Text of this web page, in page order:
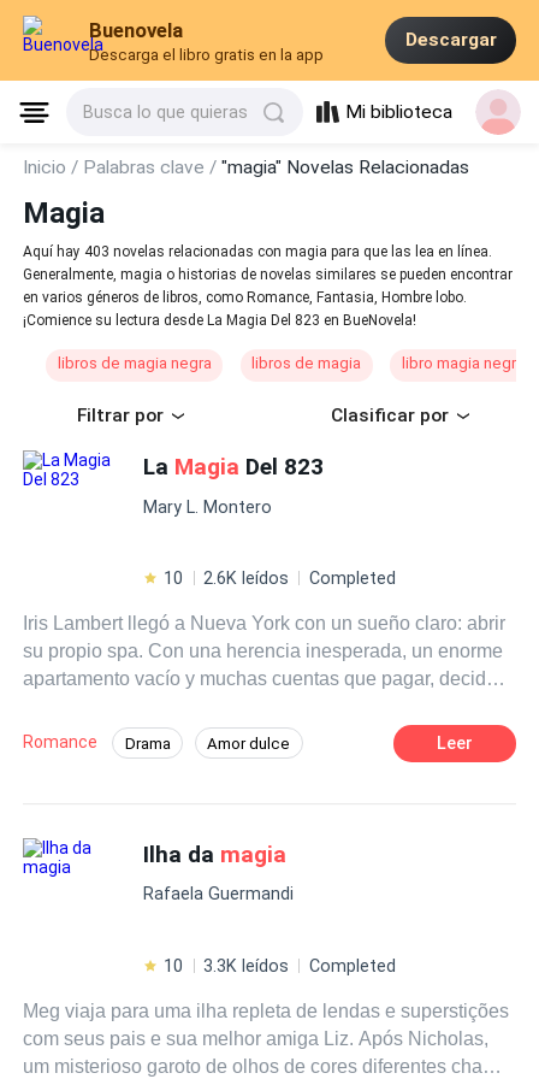
Buenovela
Descarga el libro gratis en la app
Descargar
Busca lo que quieras Mi biblioteca
Inicio / Palabras clave /"magia" Novelas Relacionadas
Magia
Aquí hay 403 novelas relacionadas con magia para que las lea en línea.
Generalmente, magia o historias de novelas similares se pueden encontrar
en varios géneros de libros, como Romance, Fantasia, Hombre lobo.
¡Comience su lectura desde La Magia Del 823 en BueNovela!
libros de magia negra libros de magia libro magia negra
Filtrar por Clasificar por
La Magia Del 823
Mary L. Montero
10 2.6K leídos Completed
Iris Lambert llegó a Nueva York con un sueño claro: abrir
su propio spa. Con una herencia inesperada, un enorme
apartamento vacío y muchas cuentas que pagar, decide
nuevo inquilino fuera Hugo Barnard, un oncólogo
brillante y reservado que parece tan fuera de lugar en su
trabajo y la presión de su familia. Pero convivir con Iris,
con su energía imparable, su risa contagiosa y su
capacidad para meterse bajo su piel, está lejos de ser
con alguien tan colorida y desbordante de energía como
hombre enigmático y de mirada intensa.Mientras los días
en el 823 pasan entre momentos incómodos, pequeños
actos de complicidad y miradas que dicen más de lo que
Romance Drama Amor dulce Leer
Ilha da magia
Rafaela Guermandi
10 3.3K leídos Completed
Meg viaja para uma ilha repleta de lendas e superstições
com seus pais e sua melhor amiga Liz. Após Nicholas,
um misterioso garoto de olhos de cores diferentes chamar